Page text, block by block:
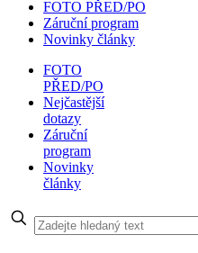
FOTO PŘED/PO
Záruční program
Novinky články
FOTO
PŘED/PO
Nejčastější
dotazy
Záruční
program
Novinky
články